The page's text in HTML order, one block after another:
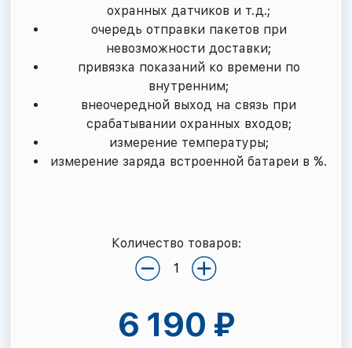
охранных датчиков и т.д.;
очередь отправки пакетов при
невозможности доставки;
привязка показаний ко времени по
внутренним;
внеочередной выход на связь при
срабатывании охранных входов;
измерение температуры;
измерение заряда встроенной батареи в %.
Количество товаров:
6 190 ₽